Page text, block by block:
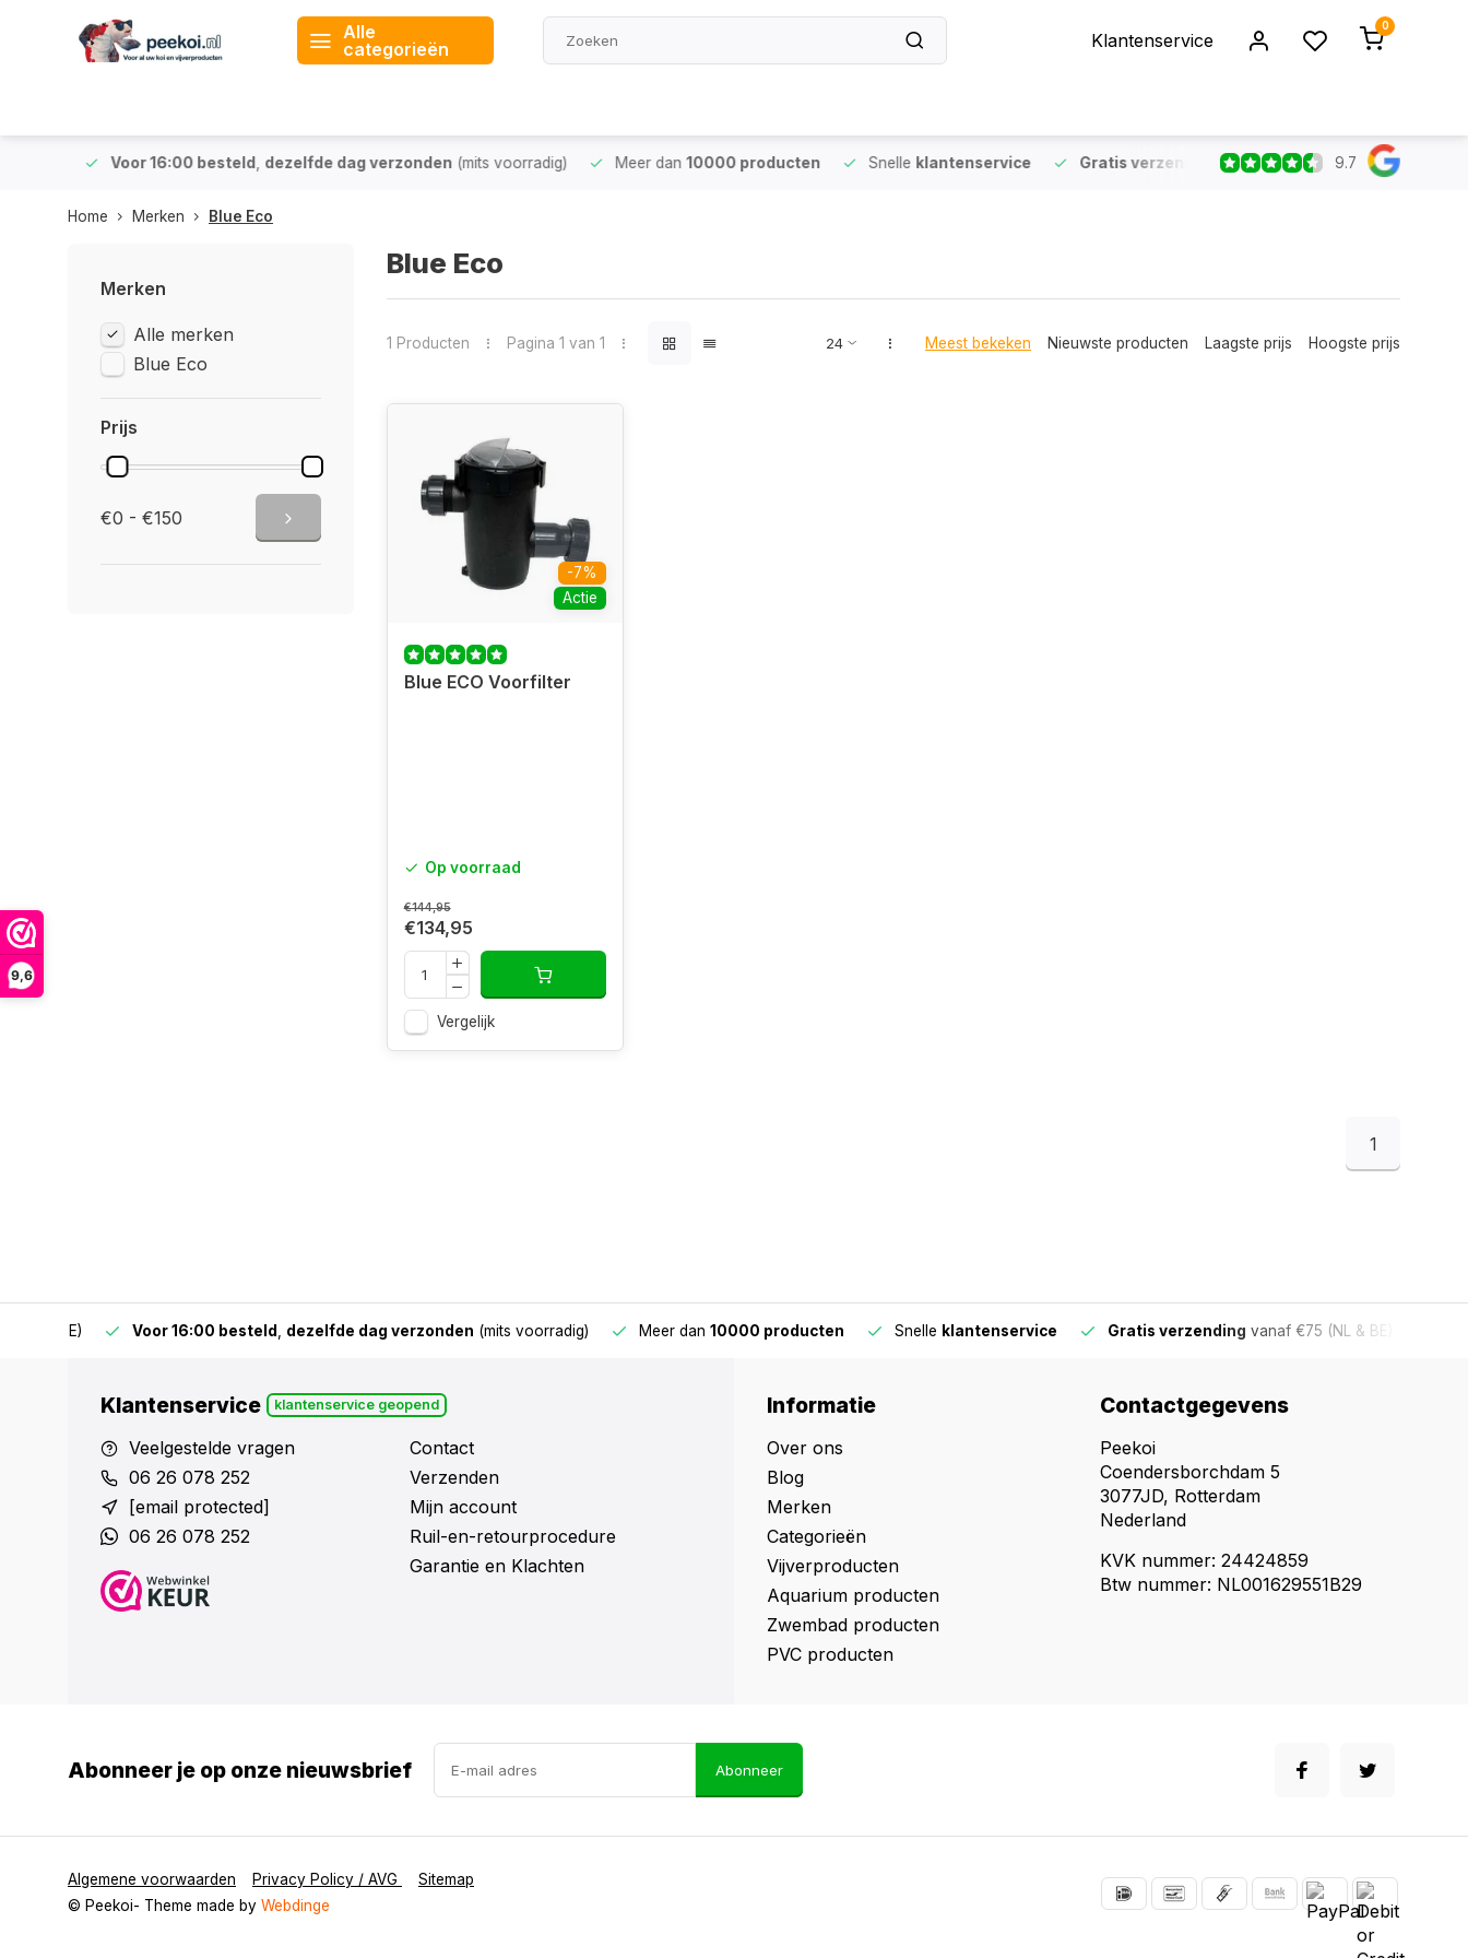
9,6
Alle
categorieën
Klantenservice
0
Voor 16:00 besteld,dezelfde dag verzonden(mits voorradig) Meer dan10000 producten Snelle klantenservice Gratis verzending vanaf €75 (NL & BE) Voor
9.7
Home Merken Blue Eco
Merken
Alle merken
Blue Eco
Prijs
€0 - €150
Blue Eco
1 Producten Pagina 1 van 1 Meest bekeken Nieuwste producten Laagste prijs Hoogste prijs
-7%
Actie
Blue ECO Voorfilter
Op voorraad
€144,95
€134,95
Vergelijk
1
Voor 16:00 besteld,dezelfde dag verzonden(mits voorradig) Meer dan10000 producten Snelleklantenservice Gratis verzendingvanaf €75 (NL & BE)
Klantenservice klantenservice geopend
Veelgestelde vragen
06 26 078 252
[email protected]
06 26 078 252
Contact
Verzenden
Mijn account
Ruil-en-retourprocedure
Garantie en Klachten
Informatie
Over ons
Blog
Merken
Categorieën
Vijverproducten
Aquarium producten
Zwembad producten
PVC producten
Contactgegevens
Peekoi
Coendersborchdam 5
3077JD, Rotterdam
Nederland
KVK nummer: 24424859
Btw nummer: NL001629551B29
Abonneer je op onze nieuwsbrief Abonneer
Algemene voorwaarden Privacy Policy / AVG
Sitemap
© Peekoi- Theme made by Webdinge